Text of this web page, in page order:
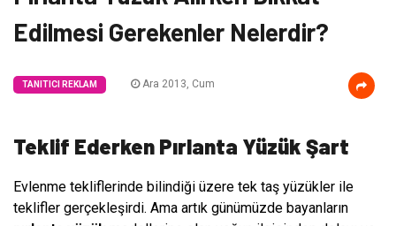
Edilmesi Gerekenler Nelerdir?
TANITICI REKLAM Ara 2013, Cum
Teklif Ederken Pırlanta Yüzük Şart
Evlenme tekliflerinde bilindiği üzere tek taş yüzükler ile
teklifler gerçekleşirdi. Ama artık günümüzde bayanların